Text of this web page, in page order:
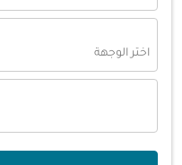
اختر الوجهة